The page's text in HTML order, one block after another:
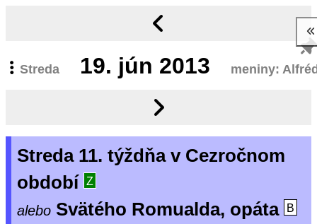
Streda 19. jún 2013 meniny:
Streda 11. týždňa v Cezročnom
období
Z
alebo Svätého Romualda, opáta B